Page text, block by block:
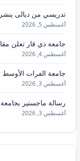
تدريسي من ديالى ينشر
أغسطس 5, 2026
جامعة ذي قار تعلن
أغسطس 4, 2026
جامعة الفرات الأوسط
أغسطس 3, 2026
رسالة ماجستير
أغسطس 3, 2026